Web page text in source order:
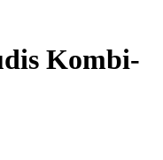
Kombi-